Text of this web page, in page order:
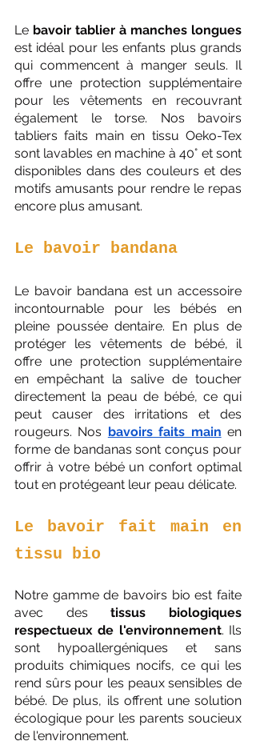
Le bavoir tablier à manches longues
est idéal pour les enfants plus grands
qui commencent à manger seuls. Il
offre une protection supplémentaire
pour les vêtements en recouvrant
également le torse. Nos bavoirs
tabliers faits main en tissu Oeko-Tex
sont lavables en machine à 40° et sont
disponibles dans des couleurs et des
motifs amusants pour rendre le repas
encore plus amusant.
Le bavoir bandana
Le bavoir bandana est un accessoire
incontournable pour les bébés en
pleine poussée dentaire. En plus de
protéger les vêtements de bébé, il
offre une protection supplémentaire
en empêchant la salive de toucher
directement la peau de bébé, ce qui
peut causer des irritations et des
rougeurs. Nos bavoirs faits main en
forme de bandanas sont conçus pour
offrir à votre bébé un confort optimal
tout en protégeant leur peau délicate.
Le bavoir fait main en
tissu bio
Notre gamme de bavoirs bio est faite
avec des tissus biologiques
respectueux de l'environnement. Ils
sont hypoallergéniques et sans
produits chimiques nocifs, ce qui les
rend sûrs pour les peaux sensibles de
bébé. De plus, ils offrent une solution
écologique pour les parents soucieux
de l'environnement.